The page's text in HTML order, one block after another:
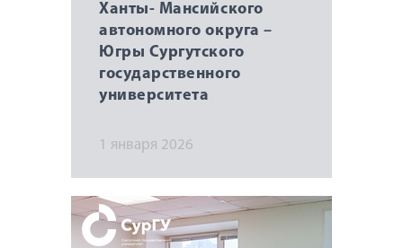
Ханты- Мансийского
автономного округа –
Югры Сургутского
государственного
университета
1 января 2026